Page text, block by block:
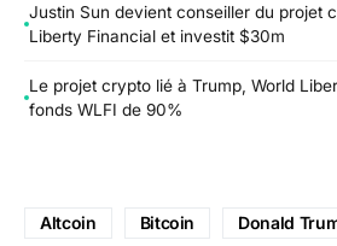
Justin Sun devient conseiller du projet
Liberty Financial et investit $30m
Le projet crypto lié à Trump, World
fonds WLFI de 90%
Altcoin Bitcoin Donald